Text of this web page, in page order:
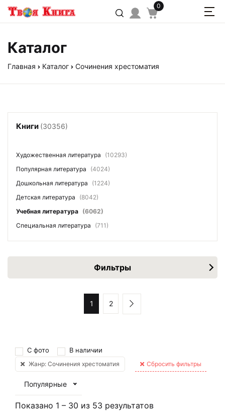
0
Каталог
Главная Каталог Сочинения хрестоматия
Книги (30356)
Художественная литература
(10293)
Популярная литература
(4024)
Дошкольная литература
(1224)
Детская литература
(8042)
Учебная литература (6062)
Специальная литература
(711)
Фильтры
1 2
С фото В наличии
Жанр: Сочинения хрестоматия Сбросить фильтры
Популярные
Показано 1 – 30 из 53 результатов